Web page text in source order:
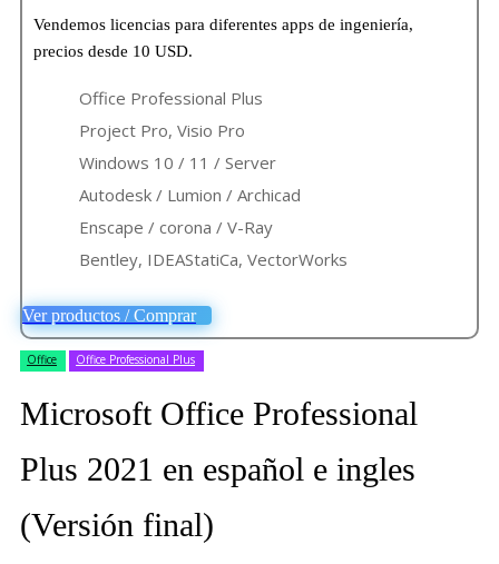
Vendemos licencias para diferentes apps de ingeniería,
precios desde 10 USD.
Office Professional Plus
Project Pro, Visio Pro
Windows 10 / 11 / Server
Autodesk / Lumion / Archicad
Enscape / corona / V-Ray
Bentley, IDEAStatiCa, VectorWorks
Ver productos / Comprar
Office Office Professional Plus
Microsoft Office Professional
Plus 2021 en español e ingles
(Versión final)